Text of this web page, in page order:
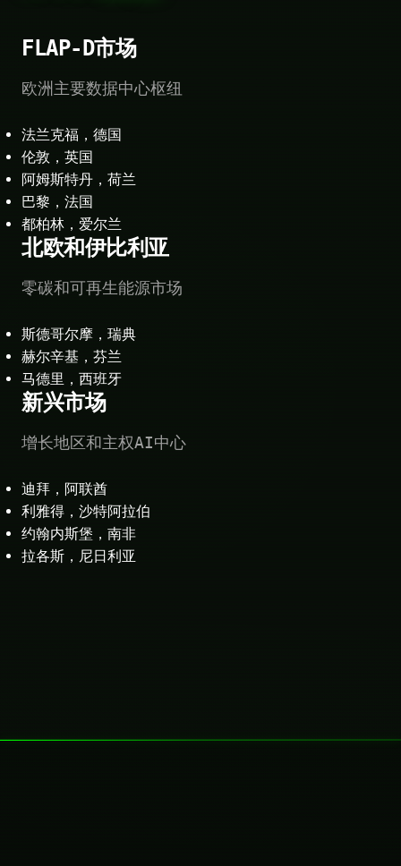
FLAP-D市场
欧洲主要数据中心枢纽
法兰克福，德国
伦敦，英国
阿姆斯特丹，荷兰
巴黎，法国
都柏林，爱尔兰
北欧和伊比利亚
零碳和可再生能源市场
斯德哥尔摩，瑞典
赫尔辛基，芬兰
马德里，西班牙
新兴市场
增长地区和主权AI中心
迪拜，阿联酋
利雅得，沙特阿拉伯
约翰内斯堡，南非
拉各斯，尼日利亚